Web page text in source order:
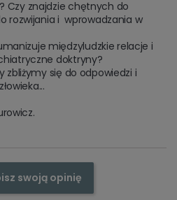
Czy znajdzie chętnych do
rozwijania i  wprowadzania w
międzyludzkie relacje i
doktryny?
zbliżymy się do odpowiedzi i
swoją opinię